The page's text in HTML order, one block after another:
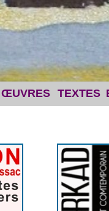
ŒUVRES TEXTES